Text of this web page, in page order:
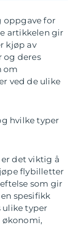
oppgave for
artikkelen gir
kjøp av
deres
om
ved de ulike
hvilke typer
det viktig å
flybilletter
som gir
spesifikk
ulike typer